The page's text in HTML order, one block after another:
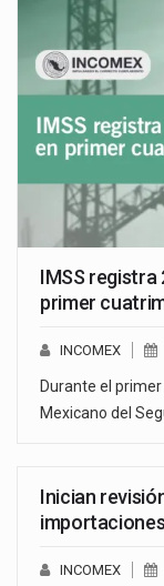
IMSS registra
primer
INCOMEX
Durante el
Mexicano del
Inician
INCOMEX